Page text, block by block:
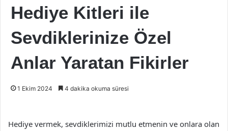
Hediye Kitleri ile
Sevdiklerinize Özel
Anlar Yaratan Fikirler
1 Ekim 2024 4 dakika okuma süresi
Hediye vermek, sevdiklerimizi mutlu etmenin ve onlara olan